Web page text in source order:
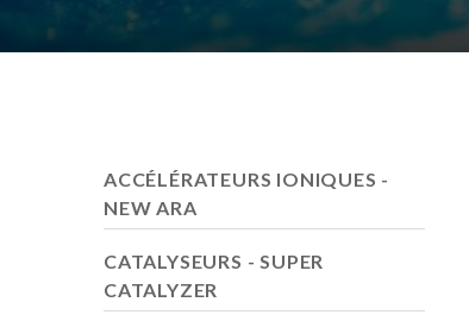
ACCÉLÉRATEURS IONIQUES -
NEW ARA
CATALYSEURS - SUPER
CATALYZER